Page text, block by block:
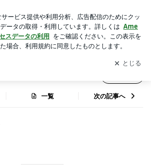
ードして ブログの更新通知
を受け取りまし
開く
一覧 次の記事へ